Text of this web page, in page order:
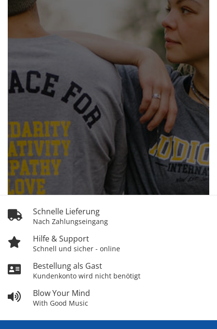
Schnelle Lieferung
Nach Zahlungseingang
Hilfe & Support
Schnell und sicher - online
Bestellung als Gast
Kundenkonto wird nicht benötigt
Blow Your Mind
With Good Music